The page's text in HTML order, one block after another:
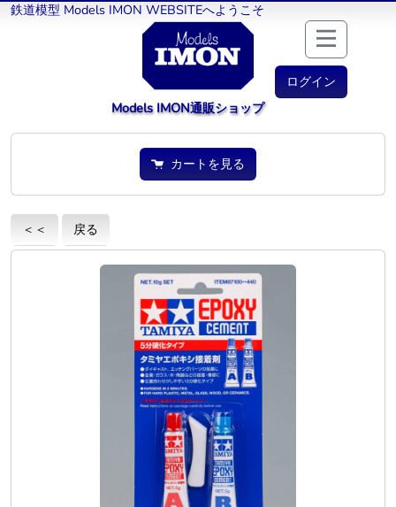
鉄道模型 Models IMON WEBSITEへようこそ
ログイン
Models IMON通販ショップ
カートを見る
＜＜ 戻る